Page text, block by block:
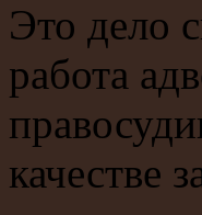
Это дело
работа
качестве